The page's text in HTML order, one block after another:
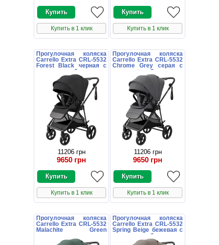
Купить в 1 клик Купить в 1 клик
Прогулочная коляска
Carrello Extra CRL-5532
Forest Black черная с
поворотным блоком
11206 грн
9650 грн
Купить в 1 клик
Прогулочная коляска
Carrello Extra CRL-5532
Chrome Grey серая с
поворотным блоком
11206 грн
9650 грн
Купить в 1 клик
Прогулочная коляска
Carrello Extra CRL-5532
Malachite Green
Прогулочная коляска
Carrello Extra CRL-5532
Spring Beige бежевая с
поворотным блоком